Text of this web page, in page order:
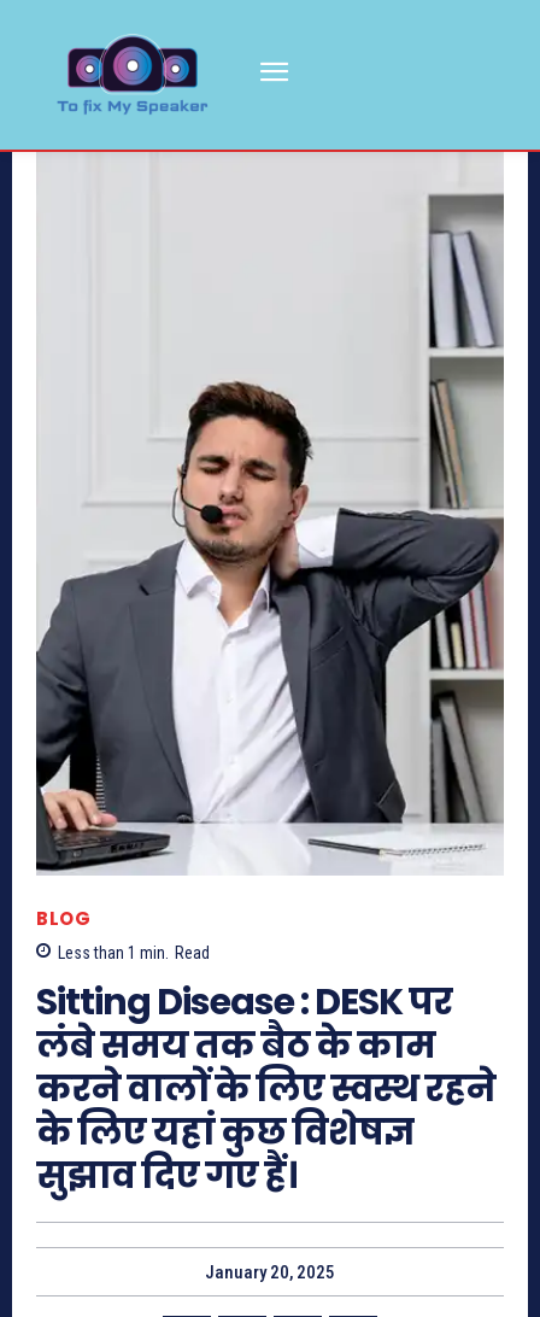
BLOG
Less than 1 min. Read
Sitting Disease : DESK पर
लंबे समय तक बैठ के काम
करने वालों के लिए स्वस्थ रहने
के लिए यहां कुछ विशेषज्ञ
सुझाव दिए गए हैं।
January 20, 2025